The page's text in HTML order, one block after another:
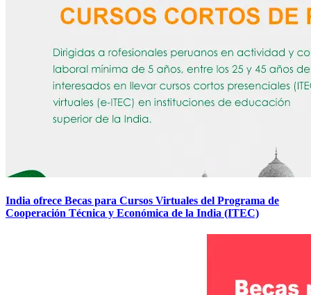
India ofrece Becas para Cursos Virtuales del Programa de
Cooperación Técnica y Económica de la India (ITEC)